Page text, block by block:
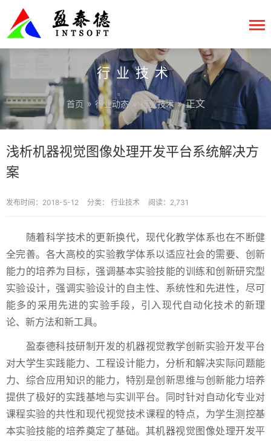
行业技术
首页 »行业动态» 行业技术» 正文
浅析机器视觉图像处理开发平台系统解决方
案
发布时间：2018-5-12 分类： 行业技术 阅读：2,731
随着科学技术的更新换代，现代化教学体系也在不断健
全完善。各大高校的实验教学体系以适应社会的需要、创新
能力的培养为目标，强调基本实验技能的训练和创新研究型
实验设计，强调实验设计的自主性、系统性和先进性，尽可
能多的采用先进的实验手段，引入现代自动化技术的新理
论、新方法和新工具。
盈泰德科技研制开发的机器视觉教学创新实验开发平台
对大学生实践能力、工程设计能力，分析和解决实际问题能
力、综合应用知识的能力，特别是创新思维与创新能力培养
提供了极好的实践基地与实训平台。同时针对自动化专业对
课程实验的共性和现代视觉技术课程的特点，为学生测控基
本实验技能的培养奠定了基础。其机器视觉图像处理开发平